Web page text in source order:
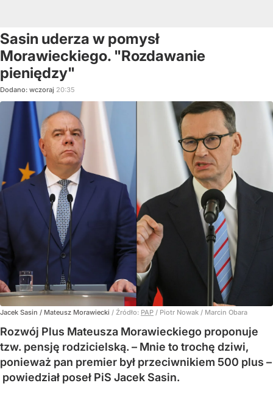
Sasin uderza w pomysł
Morawieckiego. "Rozdawanie
pieniędzy"
Dodano: wczoraj 20:35
Jacek Sasin / Mateusz Morawiecki / Źródło: PAP / Piotr Nowak / Marcin Obara
Rozwój Plus Mateusza Morawieckiego proponuje
tzw. pensję rodzicielską. – Mnie to trochę dziwi,
ponieważ pan premier był przeciwnikiem 500 plus –
powiedział poseł PiS Jacek Sasin.